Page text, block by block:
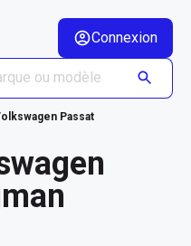
Connexion
Passat